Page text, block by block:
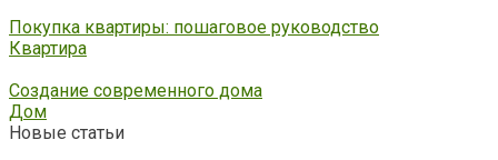
Покупка квартиры: пошаговое руководство
Квартира
Создание современного дома
Дом
Новые статьи